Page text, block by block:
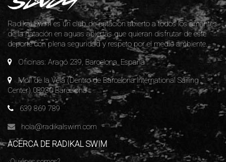
Radikal Swim es un club de natación abierto a todos los amantes
de la natación en aguas abiertas que quieran disfrutar de este
deporte con plena seguridad y respeto por el medio ambiente.
Oficinas: Aragó 239, Barcelona. España
Moll de la Vela (Dentro de Barcelona International Sailing
Center) 08930 Barcelona
639 869 789
hola@radikalswim.com
ACERCA DE RADIKAL SWIM